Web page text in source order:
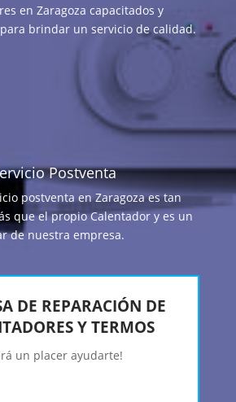
en Zaragoza capacitados y
brindar un servicio de calidad.
Postventa
postventa en Zaragoza es tan
que el propio Calentador y es un
de nuestra empresa.
DE REPARACIÓN DE
Y TERMOS
un placer ayudarte!